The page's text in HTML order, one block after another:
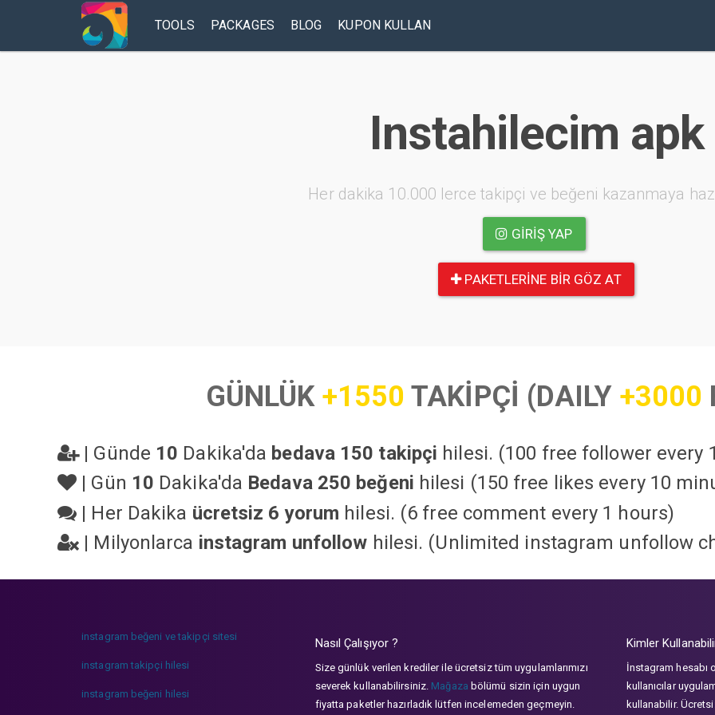
TOOLS PACKAGES BLOG KUPON KULLAN
Instahilecim apk
Her dakika 10.000 lerce takipçi ve beğeni kazanmaya
GIRIŞ YAP
PAKETLERINE BIR GÖZ AT
GÜNLÜK +1550 TAKİPÇİ (DAILY +3000
| Günde 10 Dakika'da bedava 150 takipçi hilesi. (100 free follower every
| Gün 10 Dakika'da Bedava 250 beğeni hilesi (150 free likes every 10
| Her Dakika ücretsiz 6 yorum hilesi. (6 free comment every 1 hours)
| Milyonlarca instagram unfollow hilesi. (Unlimited instagram unfollow
instagram beğeni ve takipçi sitesi
instagram takipçi hilesi
instagram beğeni hilesi
Nasıl Çalışıyor ?
Size günlük verilen krediler ile ücretsiz tüm uygulamlarımızı
severek kullanabilirsiniz. Mağaza bölümü sizin için uygun
fiyatta paketler hazırladık lütfen incelemeden geçmeyin.
Kimler
İnstagram hesabı
kullanıcılar
kullanabilir.